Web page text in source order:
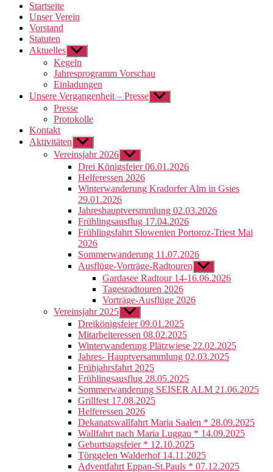
Startseite
Unser Verein
Vorstand
Statuten
Aktuelles Untermenü
anzeigen
Kegeln
Jahresprogramm Vorschau
Einladungen
Unsere Vergangenheit – Presse Untermenü
anzeigen
Presse
Protokolle
Kontakt
Aktivitäten Untermenü
anzeigen
Vereinsjahr 2026 Untermenü
anzeigen
Drei Königsfeier 06.01.2026
Helferessen 2026
Winterwanderung Kradorfer Alm in Gsies
29.01.2026
Jahreshauptversmmlung 02.03.2026
Frühlingsausflug 17.04.2026
Frühlingsfahrt Slowenien Portoroz-Triest Mai
2026
Sommerwanderung 11.07.2026
Ausflüge-Vorträge-Radtouren Untermenü
anzeigen
Gardasee Radtour 14-16.06.2026
Tagesradtouren 2026
Vorträge-Ausflüge 2026
Vereinsjahr 2025 Untermenü
anzeigen
Dreikönigsfeier 09.01.2025
Mitarbeiteressen 08.02.2025
Winterwanderung Plätzwiese 22.02.2025
Jahres- Hauptversammlung 02.03.2025
Frühjahrsfahrt 2025
Frühlingsausflug 28.05.2025
Sommerwanderung SEISER ALM 21.06.2025
Grillfest 17.08.2025
Helferessen 2026
Dekanatswallfahrt Maria Saalen * 28.09.2025
Wallfahrt nach Maria Luggau * 14.09.2025
Geburtstagsfeier * 12.10.2025
Törggelen Walderhof 14.11.2025
Adventfahrt Eppan-St.Pauls * 07.12.2025